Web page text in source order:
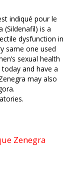
indiqué pour le
(Sildenafil) is a
dysfunction in
same one used
sexual health
and have a
may also
Zenegra